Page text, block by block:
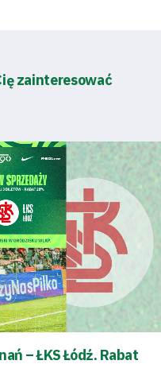
zainteresować
– ŁKS Łódź. Rabat